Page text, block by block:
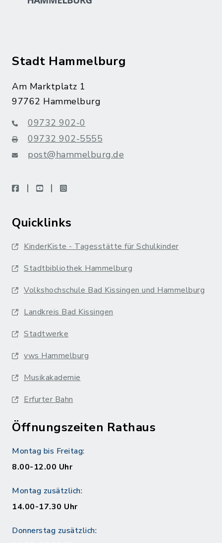
Stadt Hammelburg
Am Marktplatz 1
97762 Hammelburg
09732 902-0
09732 902-5555
post@hammelburg.de
facebookyoutubeinstagram
Quicklinks
KinderKiste - Tagesstätte für Schulkinder
Stadtbibliothek Hammelburg
Volkshochschule Bad Kissingen und Hammelburg
Landkreis Bad Kissingen
Stadtwerke
vws Hammelburg
Musikakademie
Erfurter Bahn
Öffnungszeiten Rathaus
Montag bis Freitag:
8.00-12.00 Uhr
Montag zusätzlich:
14.00-17.30 Uhr
Donnerstag zusätzlich: